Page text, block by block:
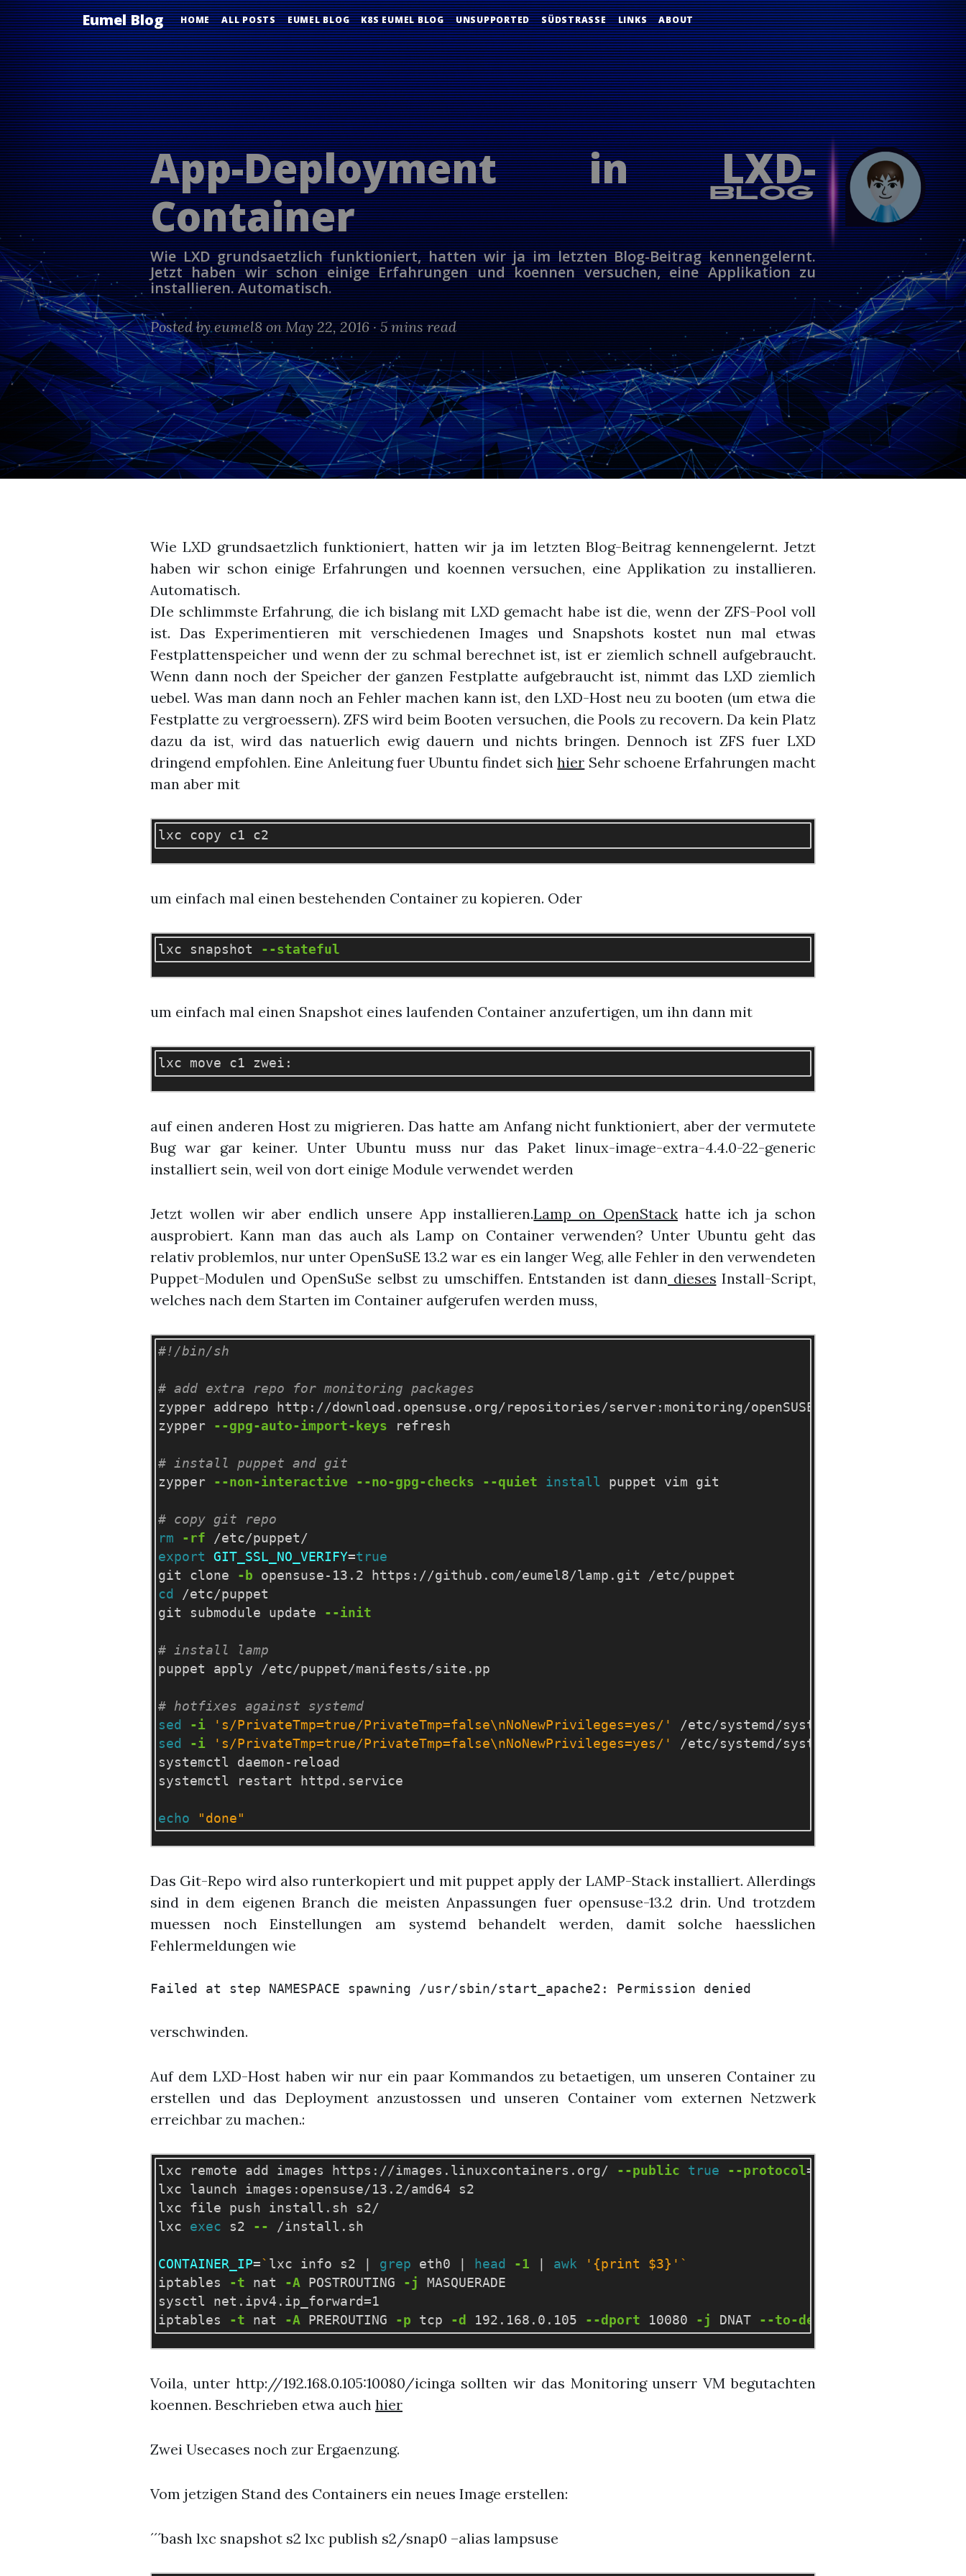
Eumel Blog HOME ALL POSTS EUMEL BLOG K8S EUMEL BLOG UNSUPPORTED SÜDSTRASSE LINKS ABOUT
App-Deployment in LXD-
Container
Wie LXD grundsaetzlich funktioniert, hatten wir ja im letzten Blog-Beitrag kennengelernt.
Jetzt haben wir schon einige Erfahrungen und koennen versuchen, eine Applikation zu
installieren. Automatisch.
Posted byeumel8on May 22, 2016 ·5 mins read
Wie LXD grundsaetzlich funktioniert, hatten wir ja im letzten Blog-Beitrag kennengelernt. Jetzt
haben wir schon einige Erfahrungen und koennen versuchen, eine Applikation zu installieren.
Automatisch.
DIe schlimmste Erfahrung, die ich bislang mit LXD gemacht habe ist die, wenn der ZFS-Pool voll
ist. Das Experimentieren mit verschiedenen Images und Snapshots kostet nun mal etwas
Festplattenspeicher und wenn der zu schmal berechnet ist, ist er ziemlich schnell aufgebraucht.
Wenn dann noch der Speicher der ganzen Festplatte aufgebraucht ist, nimmt das LXD ziemlich
uebel. Was man dann noch an Fehler machen kann ist, den LXD-Host neu zu booten (um etwa die
Festplatte zu vergroessern). ZFS wird beim Booten versuchen, die Pools zu recovern. Da kein Platz
dazu da ist, wird das natuerlich ewig dauern und nichts bringen. Dennoch ist ZFS fuer LXD
dringend empfohlen. Eine Anleitung fuer Ubuntu findet sichhier Sehr schoene Erfahrungen macht
man aber mit
um einfach mal einen bestehenden Container zu kopieren. Oder
lxc snapshot --stateful
um einfach mal einen Snapshot eines laufenden Container anzufertigen, um ihn dann mit
auf einen anderen Host zu migrieren. Das hatte am Anfang nicht funktioniert, aber der vermutete
Bug war gar keiner. Unter Ubuntu muss nur das Paket linux-image-extra-4.4.0-22-generic
installiert sein, weil von dort einige Module verwendet werden
Jetzt wollen wir aber endlich unsere App installieren.Lamp on OpenStackhatte ich ja schon
ausprobiert. Kann man das auch als Lamp on Container verwenden? Unter Ubuntu geht das
relativ problemlos, nur unter OpenSuSE 13.2 war es ein langer Weg, alle Fehler in den verwendeten
Puppet-Modulen und OpenSuSe selbst zu umschiffen. Entstanden ist dann dieses Install-Script,
welches nach dem Starten im Container aufgerufen werden muss,
#!/bin/sh
# add extra repo for monitoring packages
zypper addrepo http://download.opensuse.org/repositories/server:monitoring/openSUSE_13.2/
zypper --gpg-auto-import-keys refresh
# install puppet and git
zypper --non-interactive --no-gpg-checks --quiet install puppet vim git
# copy git repo
rm
-rf
export GIT_SSL_NO_VERIFY=
git clone -b
cd
/etc/puppet
git submodule update --init
# install lamp
puppet apply /etc/puppet/manifests/site.pp
# hotfixes against systemd
sed
-i 's/PrivateTmp=true/PrivateTmp=false\nNoNewPrivileges=yes/'
sed
-i 's/PrivateTmp=true/PrivateTmp=false\nNoNewPrivileges=yes/'
/etc/systemd/system/multi-
systemctl daemon-reload
systemctl restart httpd.service
echo "done"
Das Git-Repo wird also runterkopiert und mit puppet apply der LAMP-Stack installiert. Allerdings
sind in dem eigenen Branch die meisten Anpassungen fuer opensuse-13.2 drin. Und trotzdem
muessen noch Einstellungen am systemd behandelt werden, damit solche haesslichen
Fehlermeldungen wie
verschwinden.
Auf dem LXD-Host haben wir nur ein paar Kommandos zu betaetigen, um unseren Container zu
erstellen und das Deployment anzustossen und unseren Container vom externen Netzwerk
erreichbar zu machen.:
lxc remote add images https://images.linuxcontainers.org/ --public true --protocol=
lxc launch images:opensuse/13.2/amd64 s2
lxc file push install.sh s2/
lxc exec s2 -- /install.sh
CONTAINER_IP= ` lxc info s2 | grep eth0 | head -1 awk '{print $3}' `
iptables -t nat -A POSTROUTING -j
MASQUERADE
sysctl net.ipv4.ip_forward=1
iptables -t nat -A PREROUTING -p tcp -d 192.168.0.105 --dport 10080 -j DNAT --to-destination
Voila, unter http://192.168.0.105:10080/icinga sollten wir das Monitoring unserr VM begutachten
koennen. Beschrieben etwa auch hier
Zwei Usecases noch zur Ergaenzung.
Vom jetzigen Stand des Containers ein neues Image erstellen:
´´´bash lxc snapshot s2 lxc publish s2/snap0 –alias lampsuse